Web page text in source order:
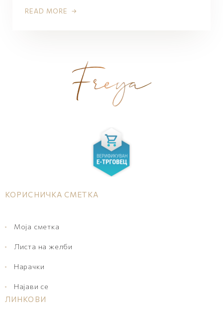
READ MORE
КОРИСНИЧКА СМЕТКА
Моја сметка
Листа на желби
Нарачки
Најави се
ЛИНКОВИ